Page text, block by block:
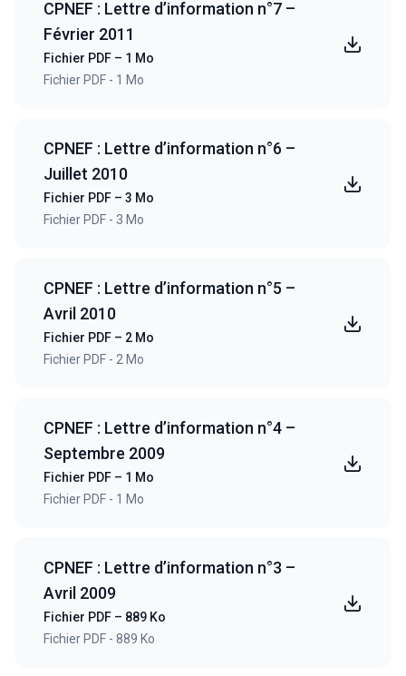
CPNEF : Lettre d’information n°7 –
Février 2011
Fichier PDF – 1 Mo
Fichier PDF - 1 Mo
CPNEF : Lettre d’information n°6 –
Juillet 2010
Fichier PDF – 3 Mo
Fichier PDF - 3 Mo
CPNEF : Lettre d’information n°5 –
Avril 2010
Fichier PDF – 2 Mo
Fichier PDF - 2 Mo
CPNEF : Lettre d’information n°4 –
Septembre 2009
Fichier PDF – 1 Mo
Fichier PDF - 1 Mo
CPNEF : Lettre d’information n°3 –
Avril 2009
Fichier PDF – 889 Ko
Fichier PDF - 889 Ko